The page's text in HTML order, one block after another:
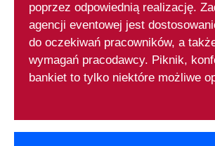
poprzez odpowiednią realizację.
agencji eventowej jest
do oczekiwań pracowników, a
wymagań pracodawcy. Piknik,
bankiet to tylko niektóre możliwe